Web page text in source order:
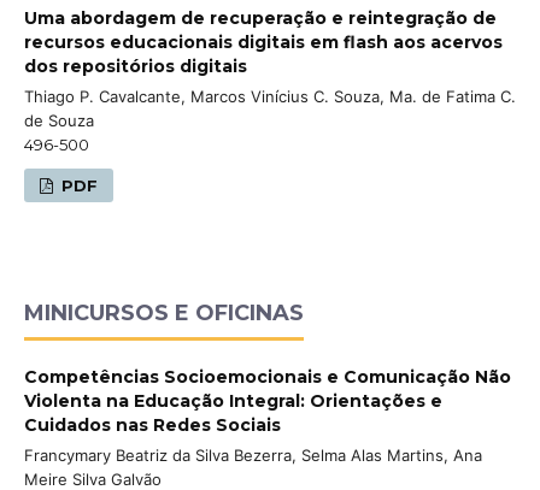
Uma abordagem de recuperação e reintegração de
recursos educacionais digitais em flash aos acervos
dos repositórios digitais
Thiago P. Cavalcante, Marcos Vinícius C. Souza, Ma. de Fatima C.
de Souza
496-500
PDF
MINICURSOS E OFICINAS
Competências Socioemocionais e Comunicação Não
Violenta na Educação Integral: Orientações e
Cuidados nas Redes Sociais
Francymary Beatriz da Silva Bezerra, Selma Alas Martins, Ana
Meire Silva Galvão